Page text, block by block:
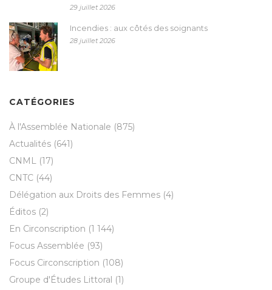
29 juillet 2026
Incendies : aux côtés des soignants
28 juillet 2026
CATÉGORIES
À l'Assemblée Nationale (875)
Actualités (641)
CNML (17)
CNTC (44)
Délégation aux Droits des Femmes (4)
Éditos (2)
En Circonscription (1 144)
Focus Assemblée (93)
Focus Circonscription (108)
Groupe d'Études Littoral (1)